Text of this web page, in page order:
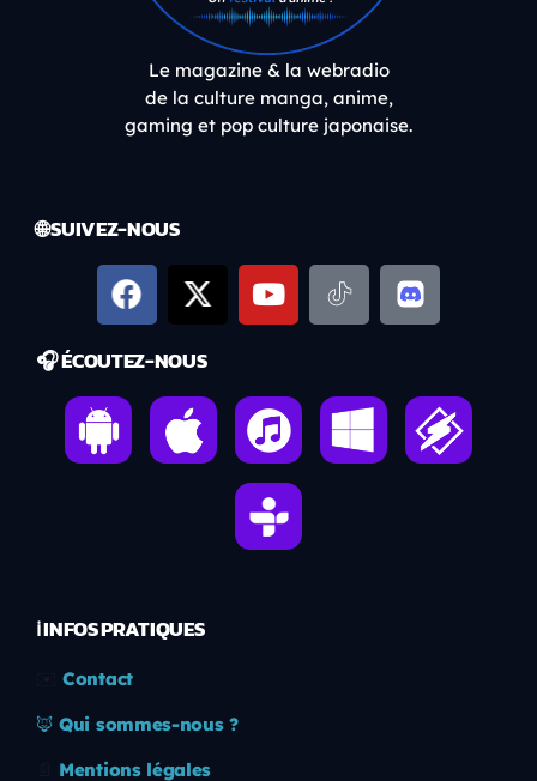
Le magazine & la webradio
de la culture manga, anime,
gaming et pop culture japonaise.
🌐 SUIVEZ-NOUS
🎧 ÉCOUTEZ-NOUS
ℹ️ INFOS PRATIQUES
Contact
🦊 Qui sommes-nous ?
Mentions légales